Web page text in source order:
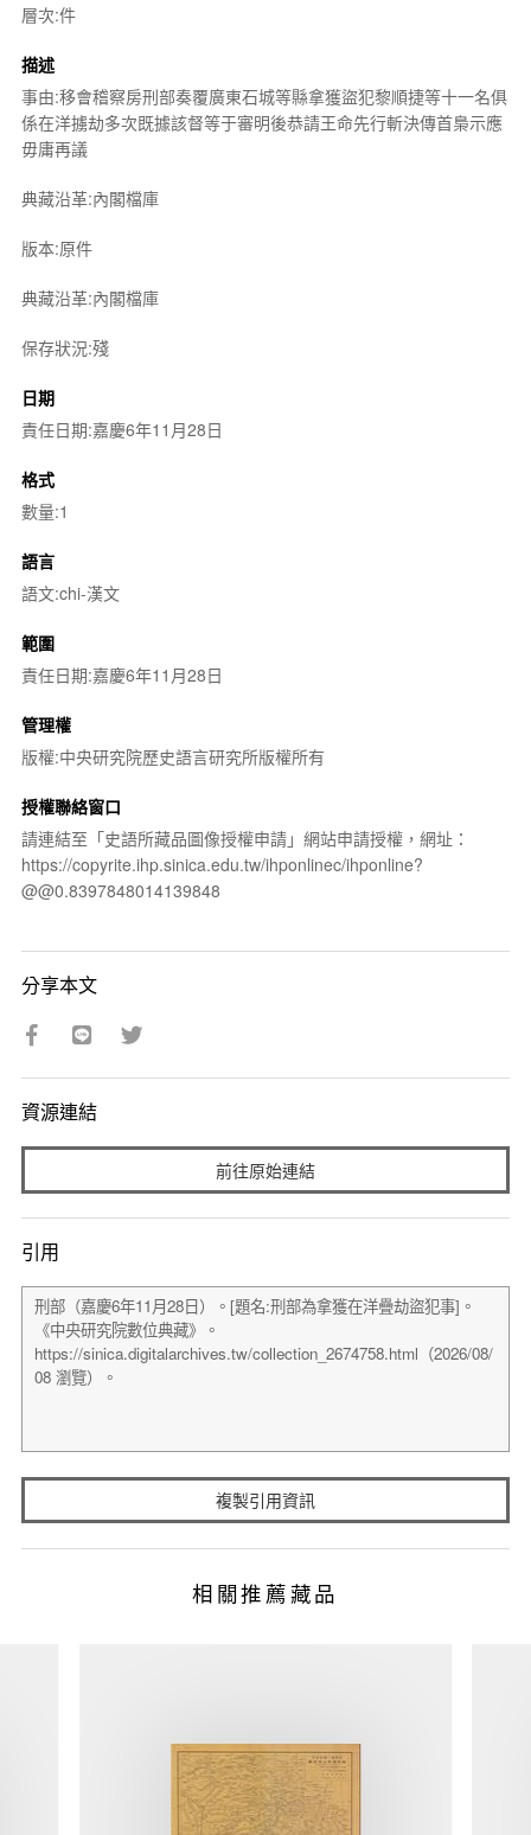
層次:件
描述
事由:移會稽察房刑部奏覆廣東石城等縣拿獲盜犯黎順捷等十一名俱
係在洋擄劫多次既據該督等于審明後恭請王命先行斬決傳首梟示應
毋庸再議
典藏沿革:內閣檔庫
版本:原件
典藏沿革:內閣檔庫
保存狀況:殘
日期
責任日期:嘉慶6年11月28日
格式
數量:1
語言
語文:chi-漢文
範圍
責任日期:嘉慶6年11月28日
管理權
版權:中央研究院歷史語言研究所版權所有
授權聯絡窗口
請連結至「史語所藏品圖像授權申請」網站申請授權，網址：
https://copyrite.ihp.sinica.edu.tw/ihponlinec/ihponline?
@@0.8397848014139848
分享本文
資源連結
前往原始連結
引用
複製引用資訊
相關推薦藏品